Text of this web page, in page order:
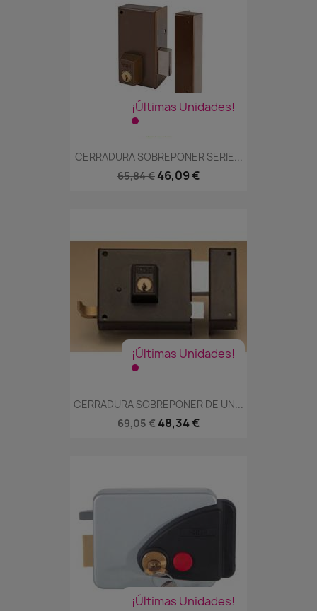
¡Últimas Unidades!
CERRADURA SOBREPONER SERIE...
65,84 € 46,09 €
¡Últimas Unidades!
CERRADURA SOBREPONER DE UN...
69,05 € 48,34 €
¡Últimas Unidades!